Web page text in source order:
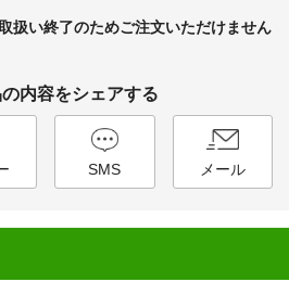
扱い終了のためご注文いただけません
内容をシェアする
SMS メール